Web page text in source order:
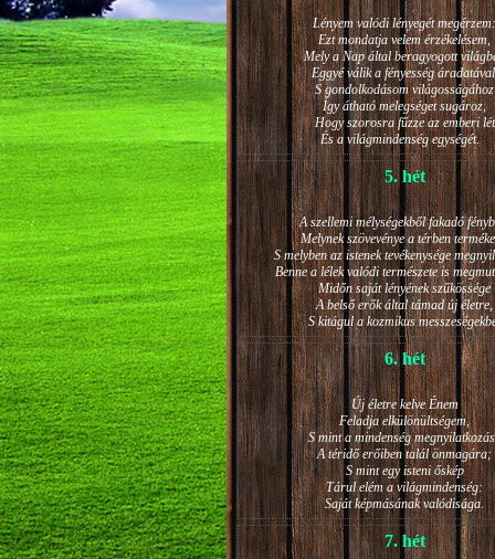
Lényem valódi lényegét megérzem:
Ezt mondatja velem érzékelésem,
Mely a Nap által beragyogott
Eggyé válik a fényesség
S gondolkodásom világosságához
Így átható melegséget sugároz,
Hogy szorosra fűzze az emberi lét
És a világmindenség egységét.
5. hét
A szellemi mélységekből fakadó
Melynek szövevénye a térben
S melyben az istenek tevékenysége
Benne a lélek valódi természete is
Midőn saját lényének szűkössége
A belső erők által támad új életre,
S kitágul a kozmikus
6. hét
Új életre kelve Énem
Feladja elkülönültségem,
S mint a mindenség
A téridő erőiben talál önmagára;
S mint egy isteni őskép
Tárul elém a világmindenség:
Saját képmásának valódisága.
7. hét